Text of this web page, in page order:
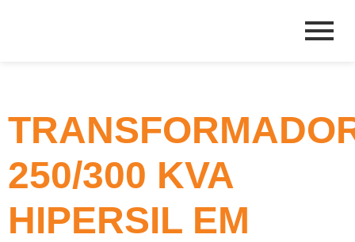
250/300 KVA
HIPERSIL EM